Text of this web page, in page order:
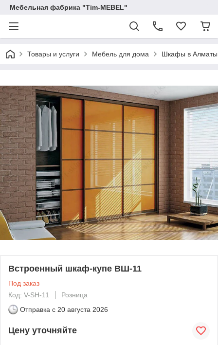
Мебельная фабрика "Tim-MEBEL"
Товары и услуги Мебель для дома Шкафы в Алматы
Встроенный шкаф-купе ВШ-11
Под заказ
Код: V-SH-11
Розница
Отправка с 20 августа 2026
Цену уточняйте